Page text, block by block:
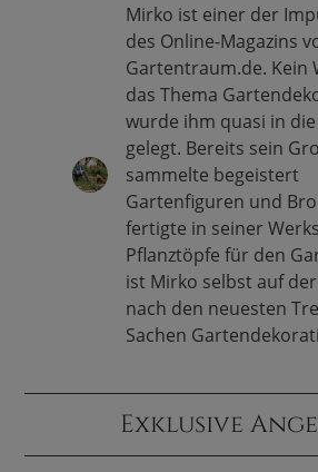
Mirko ist einer der
des Online-Magazins
Gartentraum.de. Kein
das Thema
wurde ihm quasi in die
gelegt. Bereits sein
sammelte begeistert
Gartenfiguren und
fertigte in seiner
Pflanztöpfe für den
ist Mirko selbst auf
nach den neuesten
Sachen
Exklusive